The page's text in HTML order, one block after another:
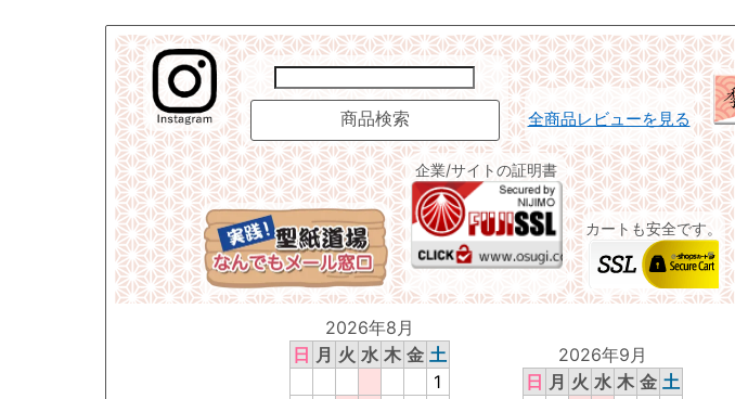
全商品レビューを見る
企業/サイトの証明書
カートも安全です。
2026年8月
日 月 火 水 木 金 土
1
2026年9月
日 月 火 水 木 金 土